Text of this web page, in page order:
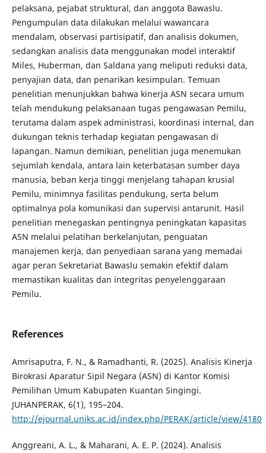
pelaksana, pejabat struktural, dan anggota Bawaslu.
Pengumpulan data dilakukan melalui wawancara
mendalam, observasi partisipatif, dan analisis dokumen,
sedangkan analisis data menggunakan model interaktif
Miles, Huberman, dan Saldana yang meliputi reduksi data,
penyajian data, dan penarikan kesimpulan. Temuan
penelitian menunjukkan bahwa kinerja ASN secara umum
telah mendukung pelaksanaan tugas pengawasan Pemilu,
terutama dalam aspek administrasi, koordinasi internal, dan
dukungan teknis terhadap kegiatan pengawasan di
lapangan. Namun demikian, penelitian juga menemukan
sejumlah kendala, antara lain keterbatasan sumber daya
manusia, beban kerja tinggi menjelang tahapan krusial
Pemilu, minimnya fasilitas pendukung, serta belum
optimalnya pola komunikasi dan supervisi antarunit. Hasil
penelitian menegaskan pentingnya peningkatan kapasitas
ASN melalui pelatihan berkelanjutan, penguatan
manajemen kerja, dan penyediaan sarana yang memadai
agar peran Sekretariat Bawaslu semakin efektif dalam
memastikan kualitas dan integritas penyelenggaraan
Pemilu.
References
Amrisaputra, F. N., & Ramadhanti, R. (2025). Analisis Kinerja
Birokrasi Aparatur Sipil Negara (ASN) di Kantor Komisi
Pemilihan Umum Kabupaten Kuantan Singingi.
JUHANPERAK, 6(1), 195–204.
http://ejournal.uniks.ac.id/index.php/PERAK/article/view/4180
Anggreani, A. L., & Maharani, A. E. P. (2024). Analisis